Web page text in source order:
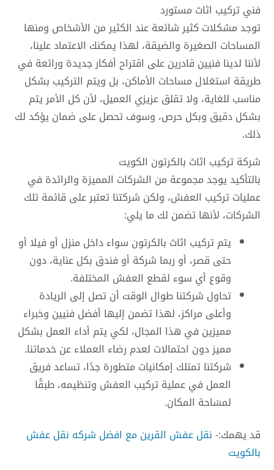
فني تركيب اثاث مستورد
توجد مشكلات كثير شائعة عند الكثير من الأشخاص ومنها
المساحات الصغيرة والضيقة، لهذا يمكنك الاعتماد علينا،
لأننا لدينا فنيين قادرين على اقتراح أفكار جديدة ورائعة في
طريقة استغلال مساحات الأماكن، بل ويتم التركيب بشكل
مناسب للغاية، ولا تقلق عزيزي العميل، لأن كل الأمر يتم
بشكل دقيق وبكل حرص، وسوف تحصل على ضمان يؤكد لك
ذلك.
شركة تركيب اثاث بالكرتون الكويت
بالتأكيد يوجد مجموعة من الشركات المميزة والرائدة في
عمليات تركيب العفش، ولكن شركتنا تعتبر على قائمة تلك
الشركات، لأنها تضمن لك ما يلي:
يتم تركيب اثاث بالكرتون سواء داخل منزل أو فيلا أو
حتى قصر، أو ربما شركة أو فندق بكل عناية، دون
وقوع أي سوء لقطع العفش المختلفة.
تحاول شركتنا طوال الوقت أن تصل إلى الريادة
وأعلى مراكز، لهذا تضمن إليها أفضل فنيين وخبراء
مميزين في هذا المجال، لكي يتم أداء العمل بشكل
مميز دون احتمالات لعدم رضاء العملاء عن خدماتنا.
شركتنا تمتلك إمكانيات متطورة جدًا، تساعد فريق
العمل في عملية تركيب العفش وتنظيمه، طبقًا
لمسَاحة المكان.
قد يهمك:-نقل عفش القرين مع افضل شركه نقل عفش
بالكويت